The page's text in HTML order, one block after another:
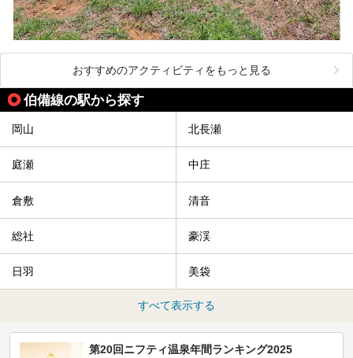
おすすめのアクティビティをもっと見る
伯備線の駅から探す
岡山 北長瀬
庭瀬 中庄
倉敷 清音
総社 豪渓
日羽 美袋
すべて表示する
第20回ニフティ温泉年間ランキング2025